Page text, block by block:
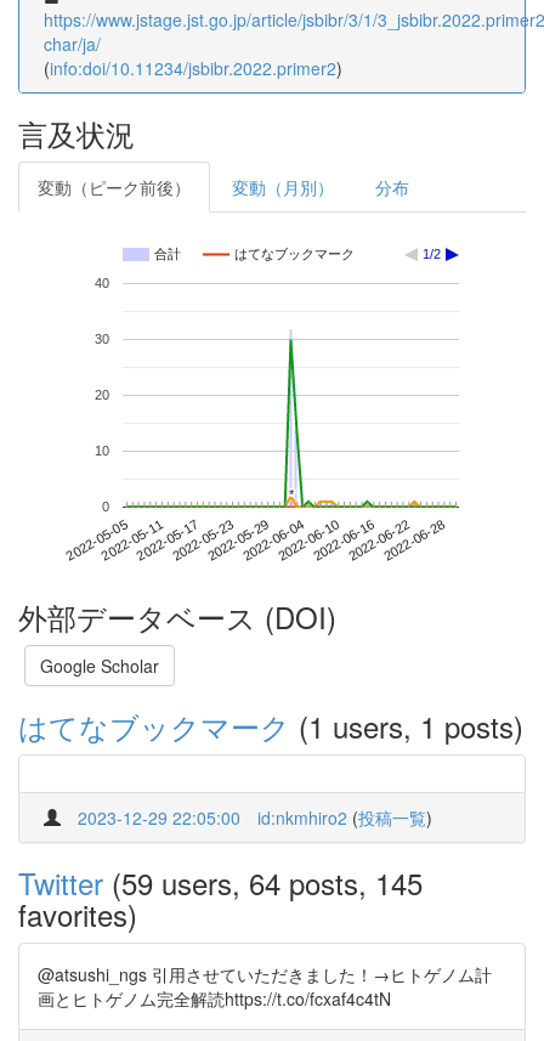
https://www.jstage.jst.go.jp/article/jsbibr/3/1/
char/ja/
(info:doi/10.11234/jsbibr.2022.primer2)
言及状況
変動（ピーク前後） 変動（月別） 分布
合計 はてなブックマーク 1/2
2022-05-052022-05-112022-05-172022-05-232022-05-292022-06-042022-06-102022-06-162022-06-222022-06-28
0
10
20
30
40
*
*
外部データベース (DOI)
Google Scholar
はてなブックマーク (1 users, 1 posts)
2023-12-29 22:05:00 id:nkmhiro2 (投稿一覧)
Twitter (59 users, 64 posts, 145
favorites)
@atsushi_ngs 引用させていただきました！→ヒトゲノム計
画とヒトゲノム完全解読https://t.co/fcxaf4c4tN